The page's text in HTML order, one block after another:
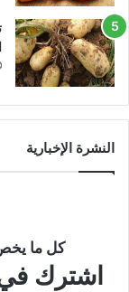
النشرة الإخبارية
كل ما يخص
اشترك في